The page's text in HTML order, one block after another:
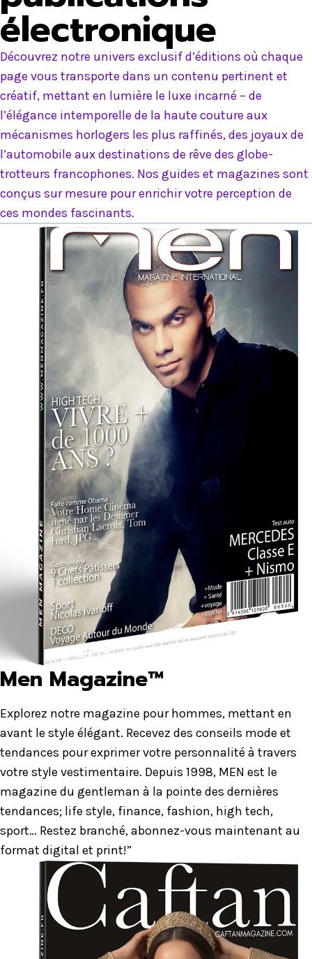
électronique
Découvrez notre univers exclusif d’éditions où chaque
page vous transporte dans un contenu pertinent et
créatif, mettant en lumière le luxe incarné – de
l’élégance intemporelle de la haute couture aux
mécanismes horlogers les plus raffinés, des joyaux de
l’automobile aux destinations de rêve des globe-
trotteurs francophones. Nos guides et magazines sont
conçus sur mesure pour enrichir votre perception de
ces mondes fascinants.
Men Magazine™
Explorez notre magazine pour hommes, mettant en
avant le style élégant. Recevez des conseils mode et
tendances pour exprimer votre personnalité à travers
votre style vestimentaire. Depuis 1998, MEN est le
magazine du gentleman à la pointe des dernières
tendances; life style, finance, fashion, high tech,
sport… Restez branché, abonnez-vous maintenant au
format digital et print!”